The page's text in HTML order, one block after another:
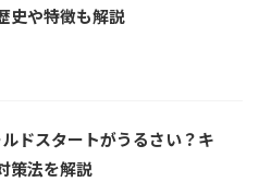
史や特徴も解説
ドスタートがうるさい？キ
策法を解説